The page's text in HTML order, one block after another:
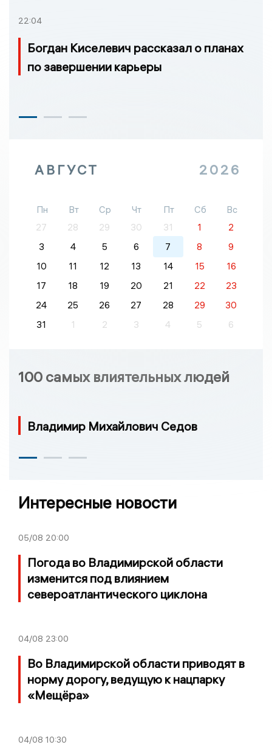
22:04
Богдан Киселевич рассказал о планах
по завершении карьеры
АВГУСТ 2026
Пн Вт Ср Чт Пт Сб
Вс
27
28 29 30 31 1
2
3
4 5 6 7 8
9
10
11 12 13 14 15
16
17
18 19 20 21 22
23
24
25 26 27 28 29
30
31
1 2 3 4 5 6
100 самых влиятельных людей
Владимир Михайлович Седов
Интересные новости
05/08 20:00
Погода во Владимирской области
изменится под влиянием
североатлантического циклона
04/08 23:00
Во Владимирской области приводят в
норму дорогу, ведущую к нацпарку
«Мещёра»
04/08 10:30